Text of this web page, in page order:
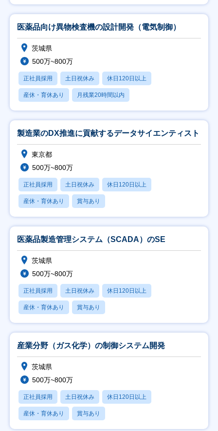
医薬品向け異物検査機の設計開発（電気制御）
茨城県
500万~800万
正社員採用 土日祝休み 休日120日以上
産休・育休あり 月残業20時間以内
製造業のDX推進に貢献するデータサイエンティスト
東京都
500万~800万
正社員採用 土日祝休み 休日120日以上
産休・育休あり 賞与あり
医薬品製造管理システム（SCADA）のSE
茨城県
500万~800万
正社員採用 土日祝休み 休日120日以上
産休・育休あり 賞与あり
産業分野（ガス化学）の制御システム開発
茨城県
500万~800万
正社員採用 土日祝休み 休日120日以上
産休・育休あり 賞与あり